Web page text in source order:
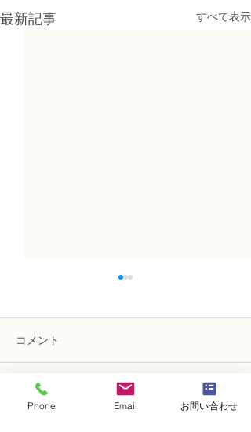
最新記事 すべて表示
N FＤ資格検定3級レッス
コメント
コメントを追加…
Phone Email お問い合わせ